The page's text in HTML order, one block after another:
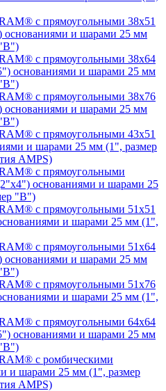
с прямоугольными 38х51
основаниями и шарами 25 мм
с прямоугольными 38х64
основаниями и шарами 25 мм
с прямоугольными 38х76
основаниями и шарами 25 мм
с прямоугольными 43x51
и шарами 25 мм (1", размер
AMPS)
с прямоугольными
основаниями и шарами 25
"B")
с прямоугольными 51х51
и шарами 25 мм (1",
с прямоугольными 51х64
основаниями и шарами 25 мм
с прямоугольными 51х76
и шарами 25 мм (1",
с прямоугольными 64х64
основаниями и шарами 25 мм
с ромбическими
и шарами 25 мм (1", размер
AMPS)